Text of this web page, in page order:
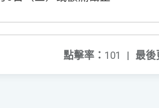
最後
點擊率： 101 |